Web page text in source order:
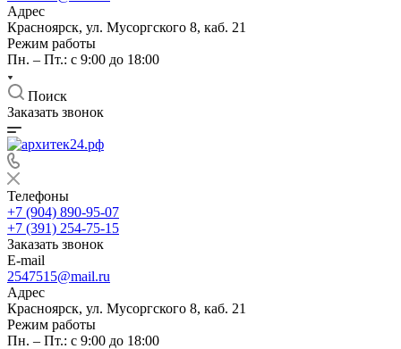
Адрес
Красноярск, ул. Мусоргского 8, каб. 21
Режим работы
Пн. – Пт.: с 9:00 до 18:00
Поиск
Заказать звонок
Телефоны
+7 (904) 890-95-07
+7 (391) 254-75-15
Заказать звонок
E-mail
2547515@mail.ru
Адрес
Красноярск, ул. Мусоргского 8, каб. 21
Режим работы
Пн. – Пт.: с 9:00 до 18:00